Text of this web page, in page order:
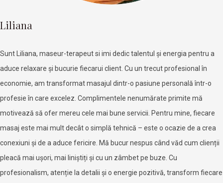
Liliana
Sunt Liliana, maseur-terapeut si imi dedic talentul și energia pentru a
aduce relaxare și bucurie fiecarui client. Cu un trecut profesional în
economie, am transformat masajul dintr-o pasiune personală într-o
profesie în care excelez. Complimentele nenumărate primite mă
motivează să ofer mereu cele mai bune servicii. Pentru mine, fiecare
masaj este mai mult decât o simplă tehnică – este o ocazie de a crea
conexiuni și de a aduce fericire. Mă bucur nespus când văd cum clienții
pleacă mai ușori, mai liniștiți și cu un zâmbet pe buze. Cu
profesionalism, atenție la detalii și o energie pozitivă, transform fiecare